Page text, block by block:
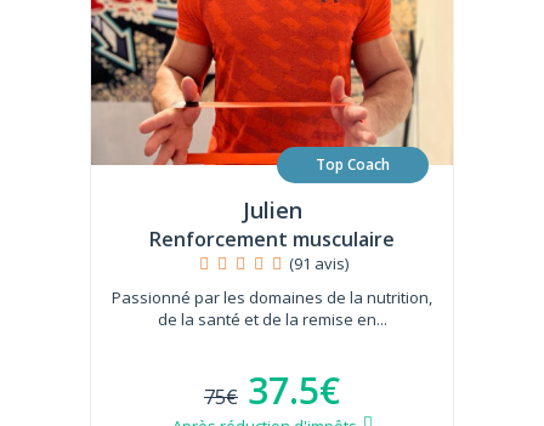
Top Coach
Julien
Renforcement musculaire
(91 avis)
Passionné par les domaines de la nutrition,
de la santé et de la remise en...
75€ 37.5€